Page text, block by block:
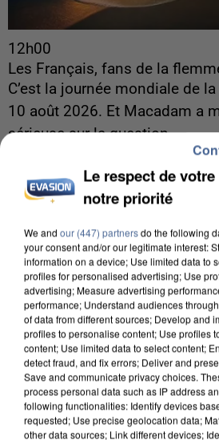
12h00
Les Français, fans de la
C’est la journée mondiale de
10 août 2026. Et Macadam a
sérieuse sur la question.
9h00
Le respect de
notre priorité
We and our (447) partnersdo the following
your consent and/or our legitimate interest:
information on a device; Use limited data to
profiles for personalised advertising; Use
advertising; Measure advertising
performance; Understand audiences
of data from different sources; Develop and
profiles to personalise content; Use profiles
content; Use limited data to select content;
detect fraud, and fix errors; Deliver and
Save and communicate privacy choices.
process personal data such as IP address
following functionalities: Identify devices
requested; Use precise geolocation data;
other data sources; Link different devices;